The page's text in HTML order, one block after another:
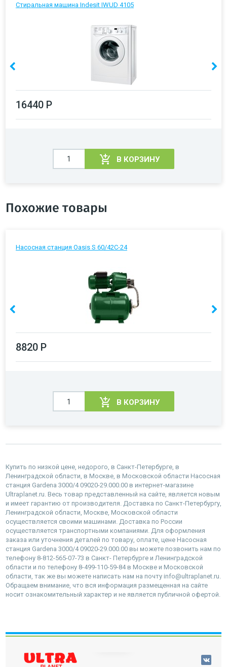
Стиральная машина Indesit IWUD 4105
16440 Р
В КОРЗИНУ
Похожие товары
Насосная станция Oasis S 60/42C-24
8820 Р
В КОРЗИНУ
Купить по низкой цене, недорого, в Санкт-Петербурге, в
Ленинградской области, в Москве, в Московской области Насосная
станция Gardena 3000/4 09020-29.000.00 в интернет-магазине
Ultraplanet.ru. Весь товар представленный на сайте, является новым
и имеет гарантию от производителя. Доставка по Санкт-Петербургу,
Ленинградской области, Москве, Московской области
осуществляется своими машинами. Доставка по России
осуществляется транспортными компаниями. Для оформления
заказа или уточнения деталей по товару, оплате, цене Насосная
станция Gardena 3000/4 09020-29.000.00 вы можете позвонить нам по
телефону 8-812-565-07-73 в Санкт- Петербурге и Ленинградской
области и по телефону 8-499-110-59-84 в Москве и Московской
области, так же вы можете написать нам на почту info@ultraplanet.ru.
Обращаем внимание, что вся информация размещенная на сайте
носит ознакомительный характер и не является публичной офертой.
наверх